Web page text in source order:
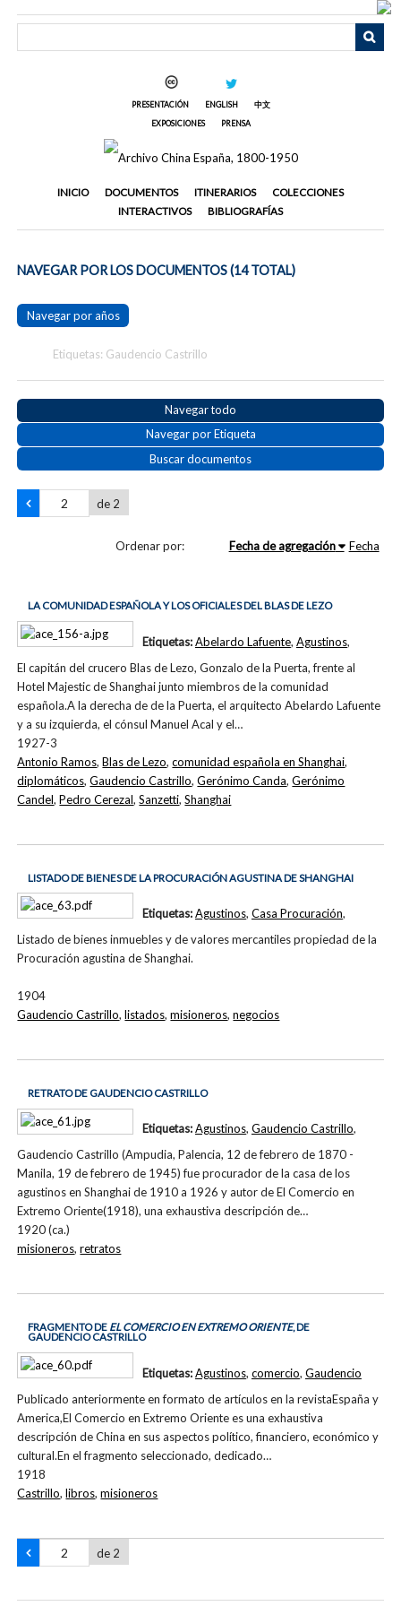
PRESENTACIÓN ENGLISH
中文
EXPOSICIONES
PRENSA
INICIO DOCUMENTOS ITINERARIOS
COLECCIONES
INTERACTIVOS
BIBLIOGRAFÍAS
NAVEGAR POR LOS DOCUMENTOS (14 TOTAL)
Navegar por años
Etiquetas: Gaudencio Castrillo
Navegar todo
Navegar por Etiqueta
Buscar documentos
de 2
Ordenar por: Fecha de agregación Fecha
LA COMUNIDAD ESPAÑOLA Y LOS OFICIALES DEL BLAS DE LEZO
El capitán del crucero Blas de Lezo, Gonzalo de la Puerta, frente al
Hotel Majestic de Shanghai junto miembros de la comunidad
española.A la derecha de de la Puerta, el arquitecto Abelardo Lafuente
y a su izquierda, el cónsul Manuel Acal y el…
1927-3
Etiquetas:Abelardo Lafuente, Agustinos,
Antonio Ramos,Blas de Lezo,comunidad española en Shanghai,
diplomáticos,Gaudencio Castrillo,Gerónimo Canda,Gerónimo
Candel,Pedro Cerezal,Sanzetti,Shanghai
LISTADO DE BIENES DE LA PROCURACIÓN AGUSTINA DE SHANGHAI
Listado de bienes inmuebles y de valores mercantiles propiedad de la
Procuración agustina de Shanghai.
1904
Etiquetas:Agustinos, Casa Procuración,
Gaudencio Castrillo,listados,misioneros,negocios
RETRATO DE GAUDENCIO CASTRILLO
Gaudencio Castrillo (Ampudia, Palencia, 12 de febrero de 1870 -
Manila, 19 de febrero de 1945) fue procurador de la casa de los
agustinos en Shanghai de 1910 a 1926 y autor de El Comercio en
Extremo Oriente(1918), una exhaustiva descripción de…
1920 (ca.)
Etiquetas:Agustinos, Gaudencio Castrillo,
misioneros,retratos
FRAGMENTO DE EL COMERCIO EN EXTREMO ORIENTE, DE
GAUDENCIO CASTRILLO
Publicado anteriormente en formato de artículos en la revistaEspaña y
America,El Comercio en Extremo Oriente es una exhaustiva
descripción de China en sus aspectos político, financiero, económico y
cultural.En el fragmento seleccionado, dedicado…
1918
Etiquetas:Agustinos, comercio, Gaudencio
Castrillo,libros,misioneros
de 2